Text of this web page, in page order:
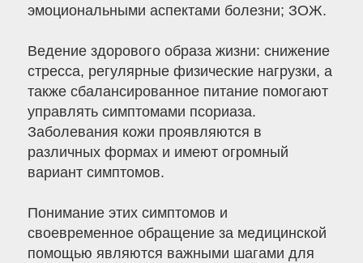
эмоциональными аспектами болезни; ЗОЖ.
Ведение здорового образа жизни: снижение
стресса, регулярные физические нагрузки, а
также сбалансированное питание помогают
управлять симптомами псориаза.
Заболевания кожи проявляются в
различных формах и имеют огромный
вариант симптомов.
Понимание этих симптомов и
своевременное обращение за медицинской
помощью являются важными шагами для